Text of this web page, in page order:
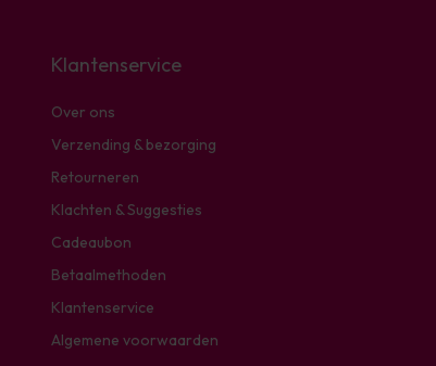
Klantenservice
Over ons
Verzending & bezorging
Retourneren
Klachten & Suggesties
Cadeaubon
Betaalmethoden
Klantenservice
Algemene voorwaarden